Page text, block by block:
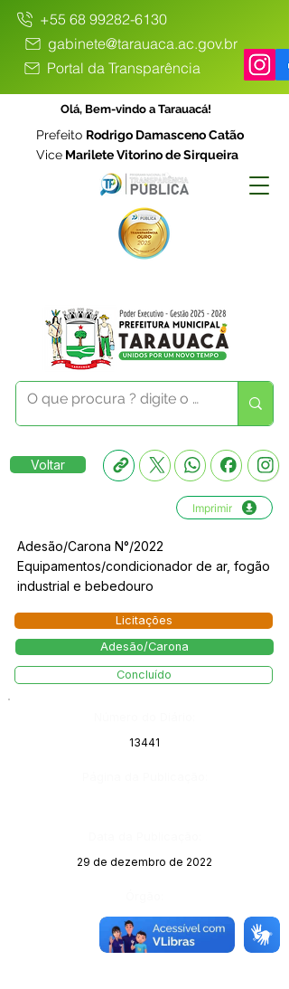
+55 68 99282-6130
gabinete@tarauaca.ac.gov.br
Portal da Transparência
Olá, Bem-vindo a Tarauacá!
Prefeito Rodrigo Damasceno Catão
Vice Marilete Vitorino de Sirqueira
Voltar
Imprimir
Adesão/Carona N°/2022
Equipamentos/condicionador de ar, fogão
industrial e bebedouro
Licitações
Adesão/Carona
Concluído
13441
29 de dezembro de 2022
Sec. Educação